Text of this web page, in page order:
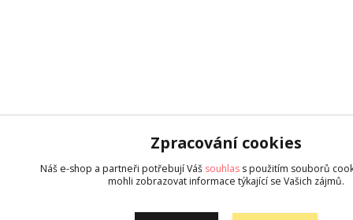
Zpracování cookies
Náš e-shop a partneři potřebují Váš souhlas s použitím souborů
mohli zobrazovat informace týkající se Vašich zájmů.